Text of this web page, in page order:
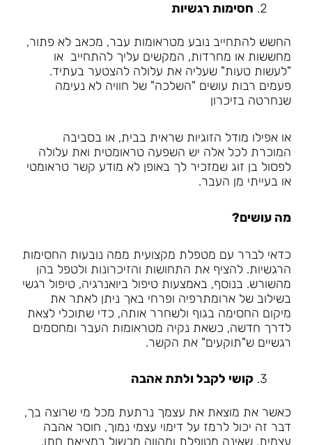
חסימות רגשיות
החשש להתחייב נובע מטראומות עבר, מכאב לא פתור,
מחששות או מחרדות, המקשים עליך להתחייב או
"לעשות טעות" שעליה את עלולה להצטער בעתיד.
פעמים רבות עושים "השלכה" של חוויה לא נעימה
שנחרטה בזיכרון
או אפילו מודל הזוגיות שראית בבית, או בסביבה
המוכרת לכל אלה יש השפעה טראומטית ואת עלולה
לפסול בן זוג שמזכיר לך באופן לא מודע קשר טראומטי
או בעייתי מן העבר.
מה עושים?
כדאי לברר עם מטפלת מקצועית ממה נובעות החסימות
הרגשיות. להציף את התחושות והזיכרונות ולטפל בהן
מהשורש. בנוסף, באמצעות טיפול ביואנרגיה, טיפול רגשי
בשילוב של ארומתרפיה ופרחי באך ניתן לאתר את
מיקום החסימה בגוף ולשחרר אותה, כדי שתוכלי לצאת
לדרך חדשה, כשאת נקיה מטראומות העבר ומחסמים
רגשיים ש"תוקעים" את הקשר.
קושי לקבל ולתת אהבה
כאשר את מוצאת את עצמך נרתעת מכל מי שרוצה בך,
דבר זה יכול לרמז על דימוי עצמי נמוך, חוסר אהבה
עצמית, שאינה מטופלת ומהווה מכשול במציאת חתן.